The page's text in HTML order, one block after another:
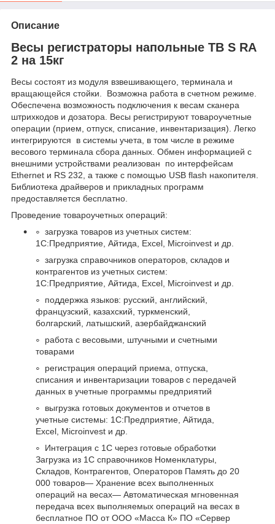
Описание
Весы регистраторы напольные TB S RA
2 на 15кг
Весы состоят из модуля взвешивающего, терминала и
вращающейся стойки. Возможна работа в счетном режиме.
Обеспечена возможность подключения к весам сканера
штрихкодов и дозатора. Весы регистрируют товароучетные
операции (прием, отпуск, списание, инвентаризация). Легко
интегрируются в системы учета, в том числе в режиме
весового терминала сбора данных. Обмен информацией с
внешними устройствами реализован по интерфейсам
Ethernet и RS 232, а также с помощью USB flash накопителя.
Библиотека драйверов и прикладных программ
предоставляется бесплатно.
Проведение товароучетных операций:
загрузка товаров из учетных систем:
1С:Предприятие, Айтида, Excel, Microinvest и др.
загрузка справочников операторов, складов и
контрагентов из учетных систем:
1С:Предприятие, Айтида, Excel, Microinvest и др.
поддержка языков: русский, английский,
французский, казахский, туркменский,
болгарский, латышский, азербайджанский
работа с весовыми, штучными и счетными
товарами
регистрация операций приема, отпуска,
списания и инвентаризации товаров с передачей
данных в учетные программы предприятий
выгрузка готовых документов и отчетов в
учетные системы: 1С:Предприятие, Айтида,
Excel, Microinvest и др.
Интеграция с 1С через готовые обработки
Загрузка из 1С справочников Номенклатуры,
Складов, Контрагентов, Операторов Память до 20
000 товаров— Хранение всех выполненных
операций на весах— Автоматическая мгновенная
передача всех выполняемых операций на весах в
бесплатное ПО от ООО «Масса К» ПО «Сервер